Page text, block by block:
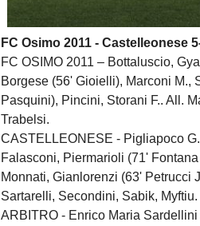
FC Osimo 2011 - Castelleonese
FC OSIMO 2011 – Bottaluscio,
Borgese (56' Gioielli), Marconi M.,
Pasquini), Pincini, Storani F.. All.
Trabelsi.
CASTELLEONESE - Pigliapoco
Falasconi, Piermarioli (71'
Monnati, Gianlorenzi (63' Petrucci
Sartarelli, Secondini, Sabik, Myftiu.
ARBITRO - Enrico Maria